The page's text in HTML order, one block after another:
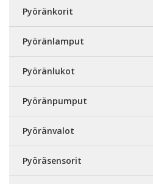
Pyöränkorit
Pyöränlamput
Pyöränlukot
Pyöränpumput
Pyöränvalot
Pyöräsensorit